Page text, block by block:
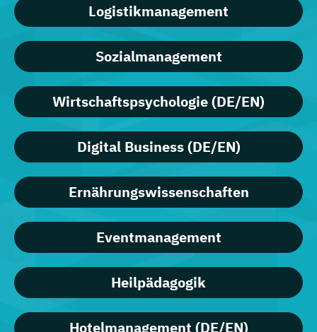
Logistikmanagement
Sozialmanagement
Wirtschaftspsychologie (DE/EN)
Digital Business (DE/EN)
Ernährungswissenschaften
Eventmanagement
Heilpädagogik
Hotelmanagement (DE/EN)